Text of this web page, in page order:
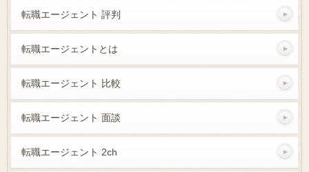
転職エージェント 評判
転職エージェントとは
転職エージェント 比較
転職エージェント 面談
転職エージェント 2ch